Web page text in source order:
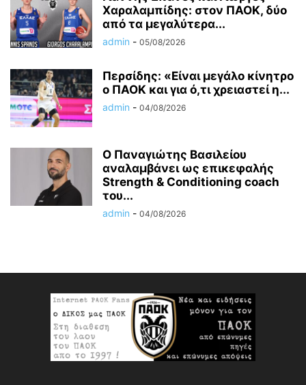
Χαραλαμπίδης: στον ΠΑΟΚ, δύο
από τα μεγαλύτερα...
admin - 05/08/2026
Περσίδης: «Είναι μεγάλο κίνητρο
ο ΠΑΟΚ και για ό,τι χρειαστεί η...
admin - 04/08/2026
Ο Παναγιώτης Βασιλείου
αναλαμβάνει ως επικεφαλής
Strength & Conditioning coach
του...
admin - 04/08/2026